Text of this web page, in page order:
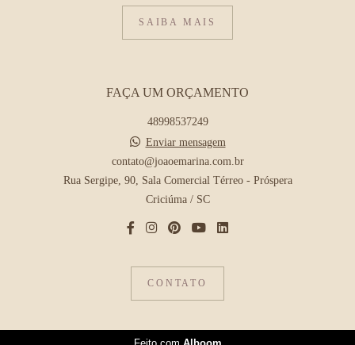
SAIBA MAIS
FAÇA UM ORÇAMENTO
48998537249
Enviar mensagem
contato@joaoemarina.com.br
Rua Sergipe, 90, Sala Comercial Térreo - Próspera
Criciúma / SC
CONTATO